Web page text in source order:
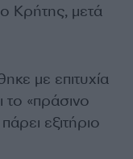
Κρήτης, μετά
με επιτυχία
το «πράσινο
εξιτήριο